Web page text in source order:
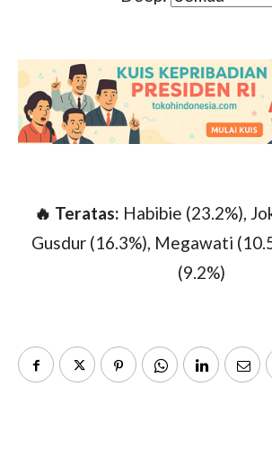
🔥 Teratas: Habibie (23.2%),
Gusdur (16.3%), Megawati
(9.2%)